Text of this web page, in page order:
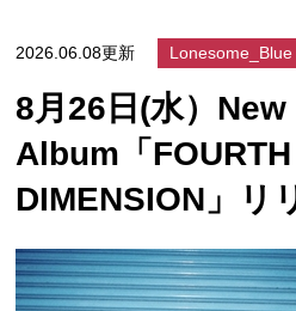
2026.06.08更新 Lonesome_Blue
8月26日(水）New
Album「FOURTH
DIMENSION」リ